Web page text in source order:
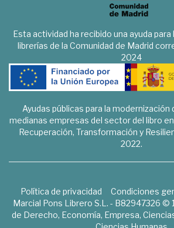
Esta actividad ha recibido una ayuda
librerías de la Comunidad de Madrid
2024
Ayudas públicas para la modernización
medianas empresas del sector del libro
Recuperación, Transformación y
2022.
Política de privacidad Condiciones
Marcial Pons Librero S.L. - B82947326 ©
de Derecho, Economía, Empresa,